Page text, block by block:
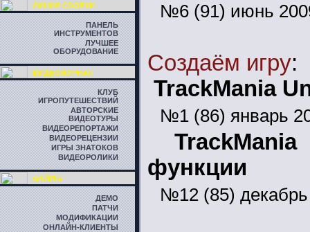
ЛИНИЯ СБОРКИ
ПАНЕЛЬ
ИНСТРУМЕНТОВ
ЛУЧШЕЕ
ОБОРУДОВАНИЕ
ВИДЕОЖУРНАЛ
КЛУБ
ИГРОПУТЕШЕСТВИЙ
АВТОРСКИЕ
ВИДЕОТУРЫ
ВИДЕОРЕПОРТАЖИ
ВИДЕОРЕЦЕНЗИИ
ИГРЫ ЗНАТОКОВ
ВИДЕОРОЛИКИ
ФАЙЛЫ
ДЕМО
ПАТЧИ
МОДИФИКАЦИИ
ОНЛАЙН-КЛИЕНТЫ
№6 (91) июнь
Создаём игру:
TrackMania
№1 (86) январь
функции
№12 (85)